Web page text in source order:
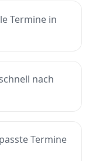
Termine in
nach
Termine